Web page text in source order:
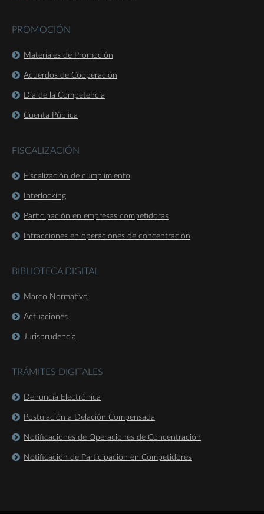
PROMOCIÓN
Materiales de Promoción
Acuerdos de Cooperación
Día de la Competencia
Cuenta Pública
FISCALIZACIÓN
Fiscalización de cumplimiento
Interlocking
Participación en empresas competidoras
Infracciones en operaciones de concentración
BIBLIOTECA DIGITAL
Marco Normativo
Actuaciones
Jurisprudencia
TRÁMITES DIGITALES
Denuncia Electrónica
Postulación a Delación Compensada
Notificaciones de Operaciones de Concentración
Notificación de Participación en Competidores